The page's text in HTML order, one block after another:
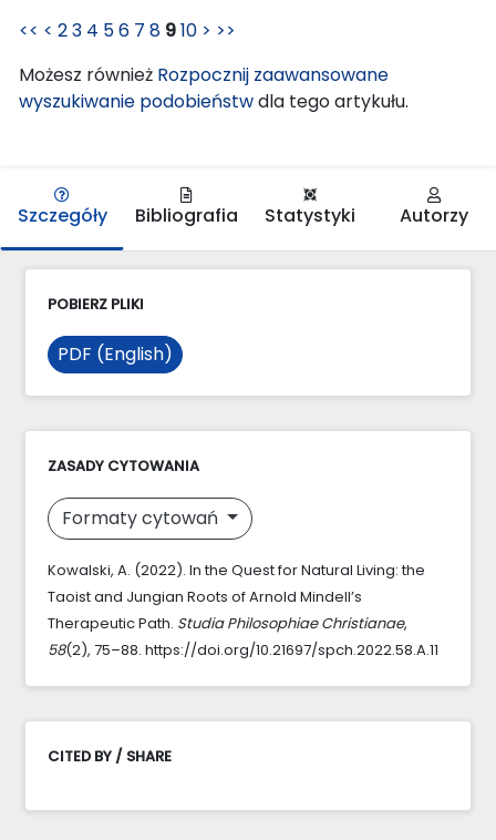
<< < 23 4 56 7 8 910 > >>
Możesz również Rozpocznij zaawansowane
wyszukiwanie podobieństwdla tego artykułu.
Szczegóły Bibliografia Statystyki Autorzy
POBIERZ PLIKI
PDF (English)
ZASADY CYTOWANIA
Formaty cytowań
Kowalski, A. (2022). In the Quest for Natural Living: the
Taoist and Jungian Roots of Arnold Mindell’s
Therapeutic Path. Studia Philosophiae Christianae,
58(2), 75–88. https://doi.org/10.21697/spch.2022.58.A.11
CITED BY / SHARE